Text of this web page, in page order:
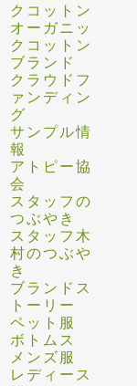
クコットン
オーガニッ
クコットン
ブランド
クラウドフ
ァンディン
グ
サンプル情
報
アトピー協
会
スタッフの
つぶやき
スタッフ木
村のつぶや
き
ブランドス
トーリー
ペット服
ボトムス
メンズ服
レディース